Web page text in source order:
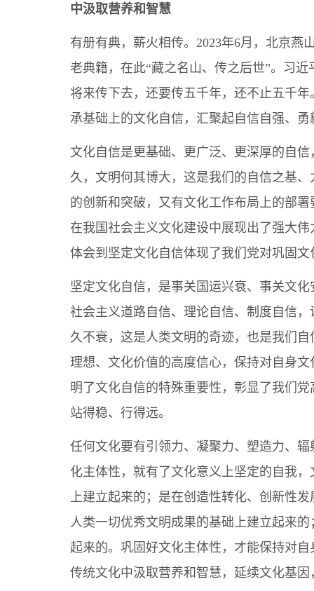
中汲取营养和智慧
有册有典，薪火相传。2023年6月，北京
老典籍，在此“藏之名山、传之后世”。习
将来传下去，还要传五千年，还不止五千
承基础上的文化自信，汇聚起自信自强、
文化自信是更基础、更广泛、更深厚的自
久，文明何其博大，这是我们的自信之基
的创新和突破，又有文化工作布局上的部
在我国社会主义文化建设中展现出了强大
体会到坚定文化自信体现了我们党对巩固
坚定文化自信，是事关国运兴衰、事关文
社会主义道路自信、理论自信、制度自信
久不衰，这是人类文明的奇迹，也是我们
理想、文化价值的高度信心，保持对自身
明了文化自信的特殊重要性，彰显了我们
站得稳、行得远。
任何文化要有引领力、凝聚力、塑造力、
化主体性，就有了文化意义上坚定的自我
上建立起来的；是在创造性转化、创新性
人类一切优秀文明成果的基础上建立起来
起来的。巩固好文化主体性，才能保持对
传统文化中汲取营养和智慧，延续文化基